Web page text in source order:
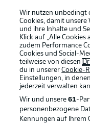
Wir nutzen unbedingt
Cookies, damit
und ihre Inhalte und
Klick auf „Alle
zudem Performance
Cookies und Social-
teilweise von diesen
du in unsererCookie-
Einstellungen, in
jederzeit verwalten
Wir und unsere61-
personenbezogene
Kennungen auf Ihrem